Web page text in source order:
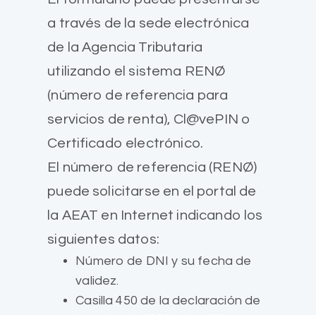
a través de la sede electrónica
de la Agencia Tributaria
utilizando el sistema RENØ
(número de referencia para
servicios de renta), Cl@vePIN o
Certificado electrónico.
El número de referencia (RENØ)
puede solicitarse en el portal de
la AEAT en Internet indicando los
siguientes datos:
Número de DNI y su fecha de
validez.
Casilla 450 de la declaración de